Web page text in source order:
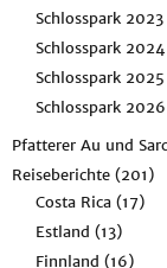
Schlosspark 2023
Schlosspark 2024
Schlosspark 2025
Schlosspark 2026
Pfatterer Au und
Reiseberichte (201)
Costa Rica (17)
Estland (13)
Finnland (16)